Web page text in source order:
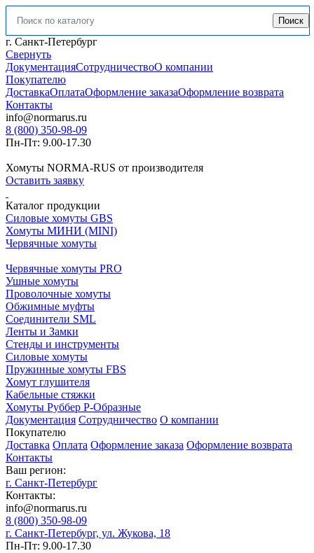
Искать: Поиск
г. Санкт-Петербург
Свернуть
ДокументацияСотрудничествоО компании
Покупателю
ДоставкаОплатаОформление заказаОформление возврата
Контакты
info@normarus.ru
8 (800) 350-98-09
Пн-Пт: 9.00-17.30
Хомуты NORMA-RUS от производителя
Оставить заявку
Каталог продукции
Силовые хомуты GBS
Хомуты МИНИ (MINI)
Червячные хомуты
Червячные хомуты PRO
Ушные хомуты
Проволочные хомуты
Обжимные муфты
Соединители SML
Ленты и Замки
Стенды и инструменты
Силовые хомуты
Пружинные хомуты FBS
Хомут глушителя
Кабельные стяжки
Хомуты Руббер Р-Образные
Документация Сотрудничество О компании
Покупателю
Доставка Оплата Оформление заказа Оформление возврата
Контакты
Ваш регион:
г. Санкт-Петербург
Контакты:
info@normarus.ru
8 (800) 350-98-09
г. Санкт-Петербург, ул. Жукова, 18
Пн-Пт: 9.00-17.30